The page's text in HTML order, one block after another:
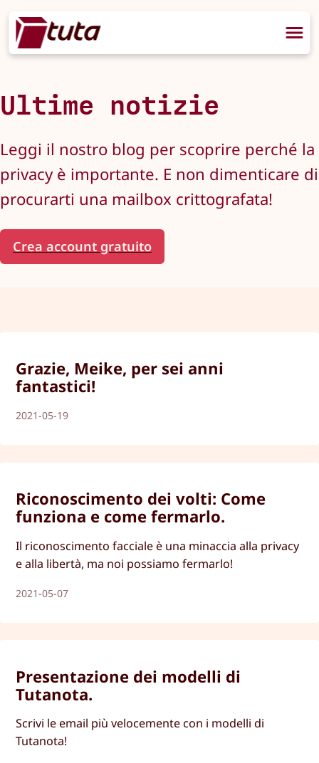
Ultime notizie
Leggi il nostro blog per scoprire perché la
privacy è importante. E non dimenticare di
procurarti una mailbox crittografata!
Crea account gratuito
Grazie, Meike, per sei anni
fantastici!
2021-05-19
Riconoscimento dei volti: Come
funziona e come fermarlo.
Il riconoscimento facciale è una minaccia alla privacy
e alla libertà, ma noi possiamo fermarlo!
2021-05-07
Presentazione dei modelli di
Tutanota.
Scrivi le email più velocemente con i modelli di
Tutanota!